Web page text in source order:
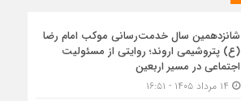
شانزدهمین سال خدمت‌رسانی موکب امام رضا
(ع) پتروشیمی اروند؛ روایتی از مسئولیت
اجتماعی در مسیر اربعین